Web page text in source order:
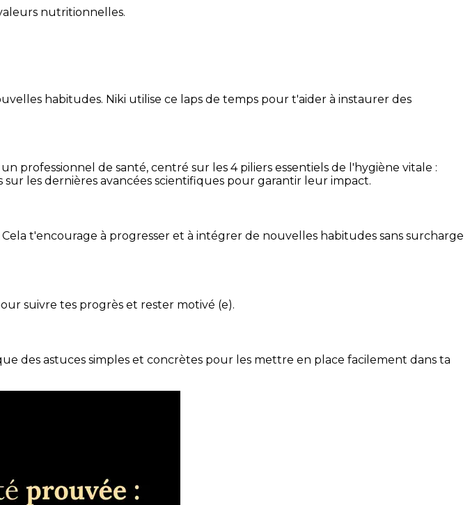
nutritionnelles.
habitudes. Niki utilise ce laps de temps pour t'aider à instaurer des
professionnel de santé, centré sur les 4 piliers essentiels de l'hygiène vitale :
les dernières avancées scientifiques pour garantir leur impact.
t'encourage à progresser et à intégrer de nouvelles habitudes sans surcharge
suivre tes progrès et rester motivé (e).
des astuces simples et concrètes pour les mettre en place facilement dans ta